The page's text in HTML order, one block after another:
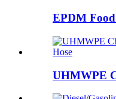
EPDM Food
UHMWPE